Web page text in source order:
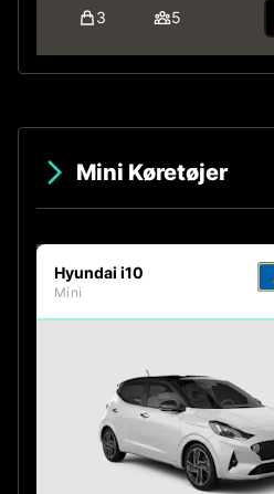
3 5
Mini Køretøjer
Hyundai i10
Mini